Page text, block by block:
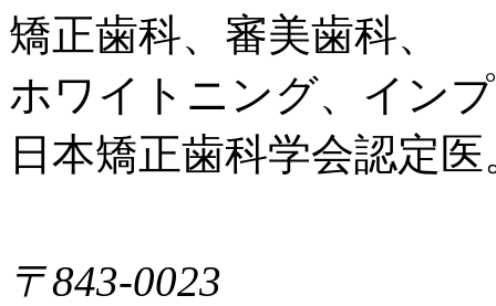
矯正歯科、審美歯科、
ホワイトニング、イン
日本矯正歯科学会認定
〒843-0023